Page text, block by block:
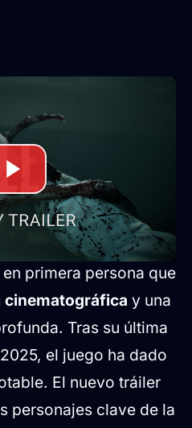
de nueva
una estrecha
Clout y Mundfish
como una
primera persona que
cinematográfica y una
Tras su última
el juego ha dado
El nuevo tráiler
personajes clave de la